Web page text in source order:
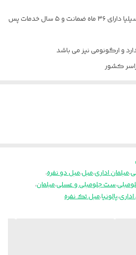
کروم
چرم پارس
مبل اداری آرام گستر مدل سیلیا دارای ۳۶ ماه ضمانت و ۵ سال خدمات پس
و ارگونومی نیز می باشد
کشور
،مبلمان اداری،مبل،مبل دو نفره،
،ست جلومبلی و عسلی،مبلمان،
،پالونیا،مبل تک نفره